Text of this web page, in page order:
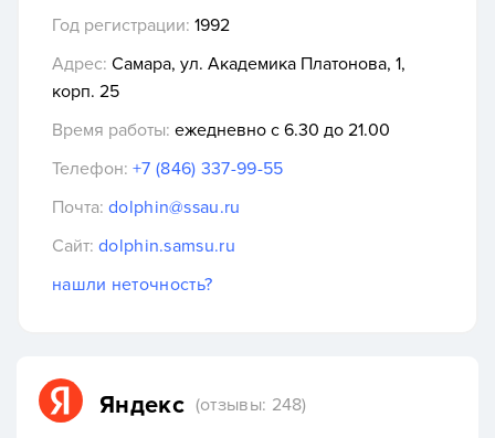
Год регистрации: 1992
Адрес: Самара, ул. Академика Платонова, 1,
корп. 25
Время работы: ежедневно с 6.30 до 21.00
Телефон: +7 (846) 337-99-55
Почта: dolphin@ssau.ru
Сайт: dolphin.samsu.ru
нашли неточность?
Яндекс (отзывы: 248)